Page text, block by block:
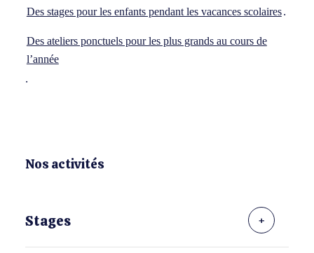
Des stages pour les enfants pendant les vacances scolaires.
Des ateliers ponctuels pour les plus grands au cours de
l’année
.
Nos activités
Stages